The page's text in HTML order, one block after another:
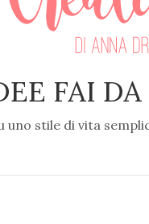
FAI
stile di vita